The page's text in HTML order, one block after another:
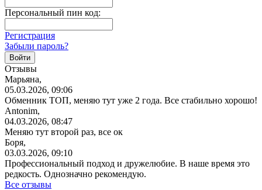
Персональный пин код:
Регистрация
Забыли пароль?
Отзывы
Марьяна,
05.03.2026, 09:06
Обменник ТОП, меняю тут уже 2 года. Все стабильно хорошо!
Antonim,
04.03.2026, 08:47
Меняю тут второй раз, все ок
Боря,
03.03.2026, 09:10
Профессиональный подход и дружелюбие. В наше время это
редкость. Однозначно рекомендую.
Все отзывы